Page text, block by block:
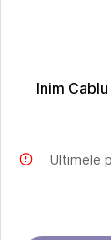
Inim
Ultimele